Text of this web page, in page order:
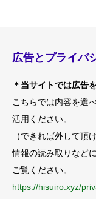
広告とプライバ
＊当サイトでは広告
こちらでは内容を選
活用ください。
（できれば外して頂
情報の読み取りなど
ご覧ください。
https://hisuiro.xyz/